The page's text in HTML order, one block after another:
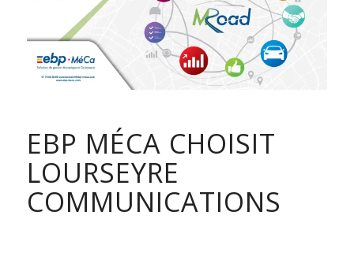
EBP MÉCA CHOISIT
LOURSEYRE
COMMUNICATIONS